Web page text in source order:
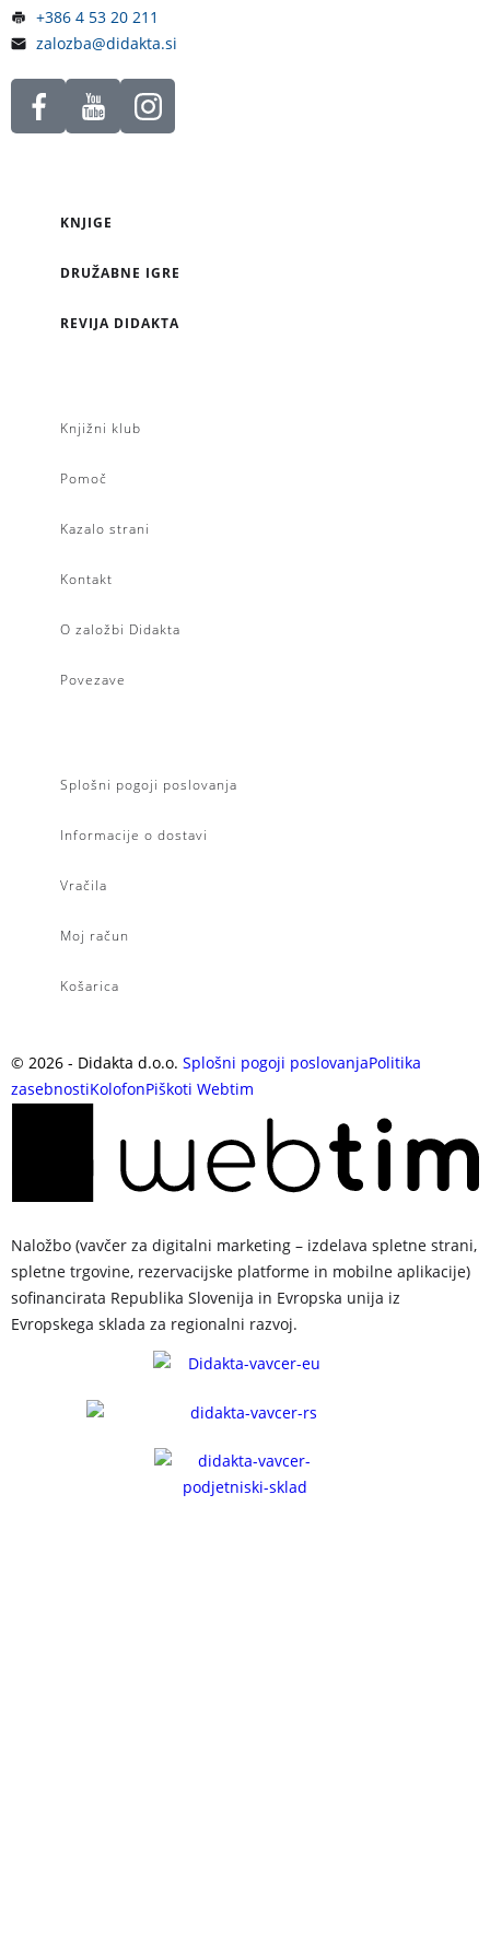
+386 4 53 20 211
zalozba@didakta.si
KNJIGE
DRUŽABNE IGRE
REVIJA DIDAKTA
Knjižni klub
Pomoč
Kazalo strani
Kontakt
O založbi Didakta
Povezave
Splošni pogoji poslovanja
Informacije o dostavi
Vračila
Moj račun
Košarica
© 2026 - Didakta d.o.o. Splošni pogoji poslovanjaPolitika
zasebnostiKolofonPiškoti Webtim
Naložbo (vavčer za digitalni marketing – izdelava spletne strani,
spletne trgovine, rezervacijske platforme in mobilne aplikacije)
sofinancirata Republika Slovenija in Evropska unija iz
Evropskega sklada za regionalni razvoj.